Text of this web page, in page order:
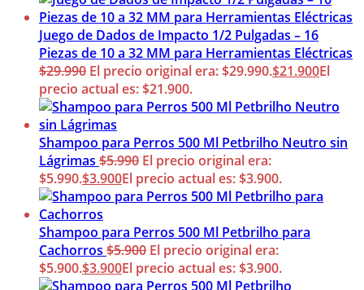
Juego de Dados de Impacto 1/2 Pulgadas – 16
Piezas de 10 a 32 MM para Herramientas Eléctricas
$29.990 El precio original era: $29.990.$21.900El
precio actual es: $21.900.
Shampoo para Perros 500 Ml Petbrilho Neutro sin
Lágrimas $5.990 El precio original era:
$5.990.$3.900El precio actual es: $3.900.
Shampoo para Perros 500 Ml Petbrilho para
Cachorros $5.900 El precio original era:
$5.900.$3.900El precio actual es: $3.900.